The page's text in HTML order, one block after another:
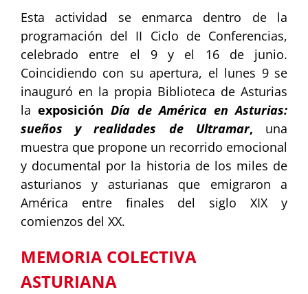
Esta actividad se enmarca dentro de la
programación del II Ciclo de Conferencias,
celebrado entre el 9 y el 16 de junio.
Coincidiendo con su apertura, el lunes 9 se
inauguró en la propia Biblioteca de Asturias
laexposiciónDía de América en Asturias:
sueños y realidades de Ultramar, una
muestra que propone un recorrido emocional
y documental por la historia de los miles de
asturianos y asturianas que emigraron a
América entre finales del siglo XIX y
comienzos del XX.
MEMORIA COLECTIVA
ASTURIANA